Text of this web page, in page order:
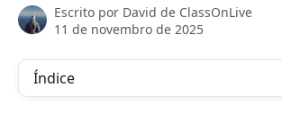
Escrito por David de ClassOnLive
11 de novembro de 2025
Índice